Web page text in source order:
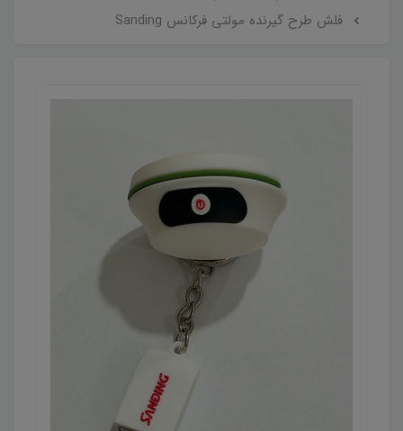
فلش طرح گیرنده مولتی فرکانس Sanding